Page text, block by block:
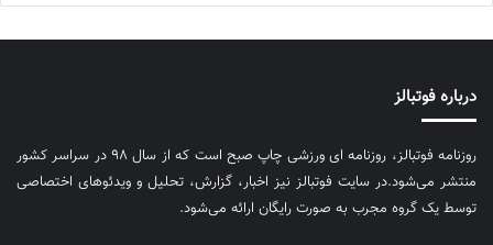
درباره فوتبالز
روزنامه فوتبالز، روزنامه ای ورزشی چاپ صبح است که از سال ۹۸ در سراسر کشور
منتشر می‌شود.در سایت فوتبالز نیز اخبار، گزارش، تحلیل و ویدئوهای اختصاصی
توسط یک گروه مجرب به صورت رایگان ارائه می‌شود.